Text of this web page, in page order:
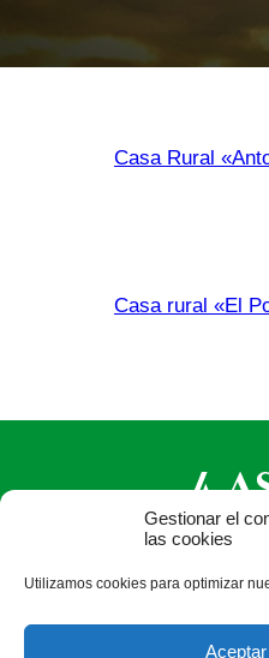
Gestionar el
las cookies
Utilizamos cookies para optimizar
Casa Rural
Casa rural «El
Valladolid - España ·